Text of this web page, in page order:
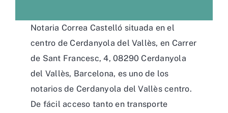
Notaria Correa Castelló situada en el
centro de Cerdanyola del Vallès, en Carrer
de Sant Francesc, 4, 08290 Cerdanyola
del Vallès, Barcelona, es uno de los
notarios de Cerdanyola del Vallès centro.
De fácil acceso tanto en transporte